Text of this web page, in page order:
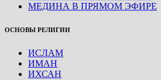
МЕДИНА В ПРЯМОМ ЭФИРЕ
ОСНОВЫ РЕЛИГИИ
ИСЛАМ
ИМАН
ИХСАН